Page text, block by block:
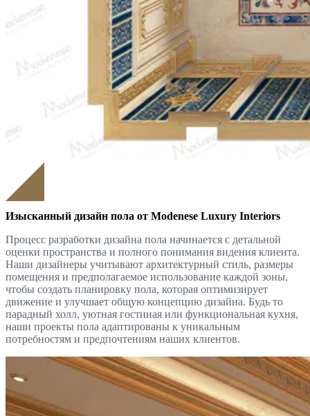
Изысканный дизайн пола от Modenese Luxury Interiors
Процесс разработки дизайна пола начинается с детальной
оценки пространства и полного понимания видения клиента.
Наши дизайнеры учитывают архитектурный стиль, размеры
помещения и предполагаемое использование каждой зоны,
чтобы создать планировку пола, которая оптимизирует
движение и улучшает общую концепцию дизайна. Будь то
парадный холл, уютная гостиная или функциональная кухня,
наши проекты пола адаптированы к уникальным
потребностям и предпочтениям наших клиентов.